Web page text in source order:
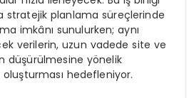
stratejik planlama süreçlerinde
imkânı sunulurken; aynı
verilerin, uzun vadede site ve
düşürülmesine yönelik
hedefleniyor.